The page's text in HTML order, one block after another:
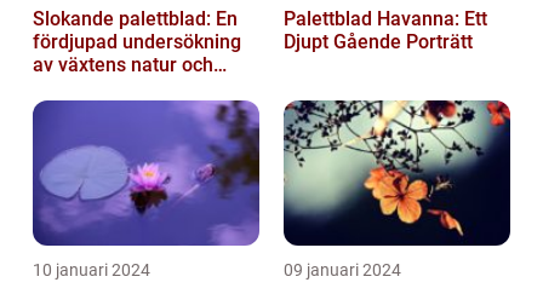
Slokande palettblad: En
fördjupad undersökning
av växtens natur och
Palettblad Havanna: Ett
Djupt Gående Porträtt
10 januari 2024 09 januari 2024